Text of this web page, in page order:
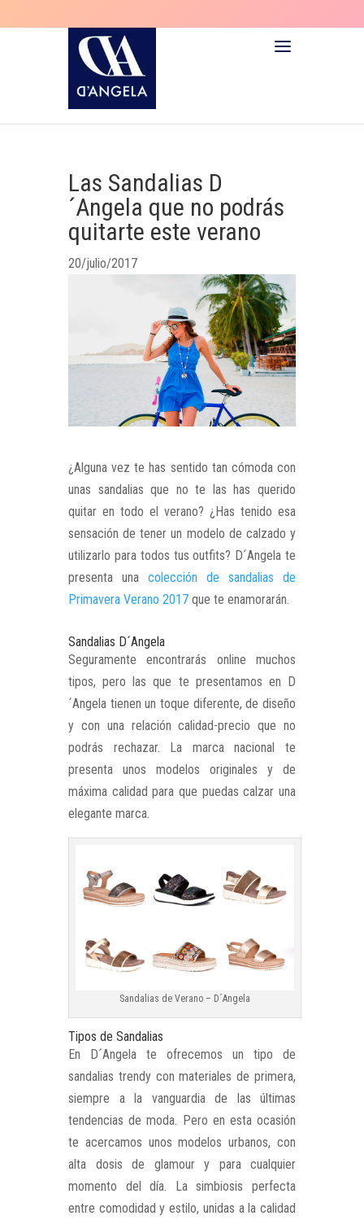
Las Sandalias D
´Angela que no podrás
quitarte este verano
20/julio/2017
¿Alguna vez te has sentido tan cómoda con
unas sandalias que no te las has querido
quitar en todo el verano? ¿Has tenido esa
sensación de tener un modelo de calzado y
utilizarlo para todos tus outfits? D´Angela te
presenta una colección de sandalias de
Primavera Verano 2017 que te enamorarán.
Sandalias D´Angela
Seguramente encontrarás online muchos
tipos, pero las que te presentamos en D
´Angela tienen un toque diferente, de diseño
y con una relación calidad-precio que no
podrás rechazar. La marca nacional te
presenta unos modelos originales y de
máxima calidad para que puedas calzar una
elegante marca.
Sandalias de Verano – D´Angela
Tipos de Sandalias
En D´Angela te ofrecemos un tipo de
sandalias trendy con materiales de primera,
siempre a la vanguardia de las últimas
tendencias de moda. Pero en esta ocasión
te acercamos unos modelos urbanos, con
alta dosis de glamour y para cualquier
momento del día. La simbiosis perfecta
entre comodidad y estilo, unidas a la calidad